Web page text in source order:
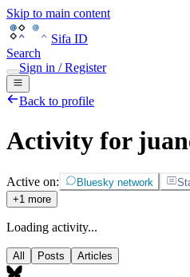
Skip to main content
Sifa ID
Search
Sign in / Register
Back to profile
Activity for
Active on: Bluesky network
+1 more
Loading activity...
All Posts Articles